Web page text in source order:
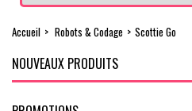
Accueil > Robots & Codage > Scottie Go
NOUVEAUX PRODUITS